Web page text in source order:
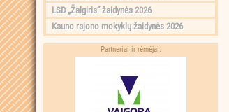
LSD „Žalgiris“ žaidynės 2026
Kauno rajono mokyklų žaidynės 2026
Partneriai ir rėmėjai: